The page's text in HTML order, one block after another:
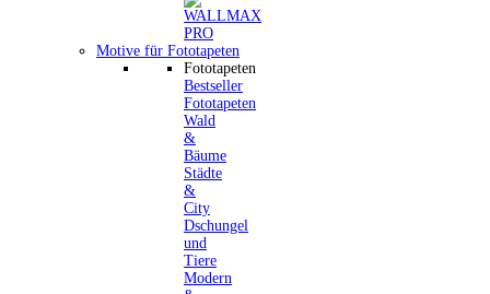
Motive für Fototapeten
Fototapeten
Bestseller
Fototapeten
Wald
&
Bäume
Städte
&
City
Dschungel
und
Tiere
Modern